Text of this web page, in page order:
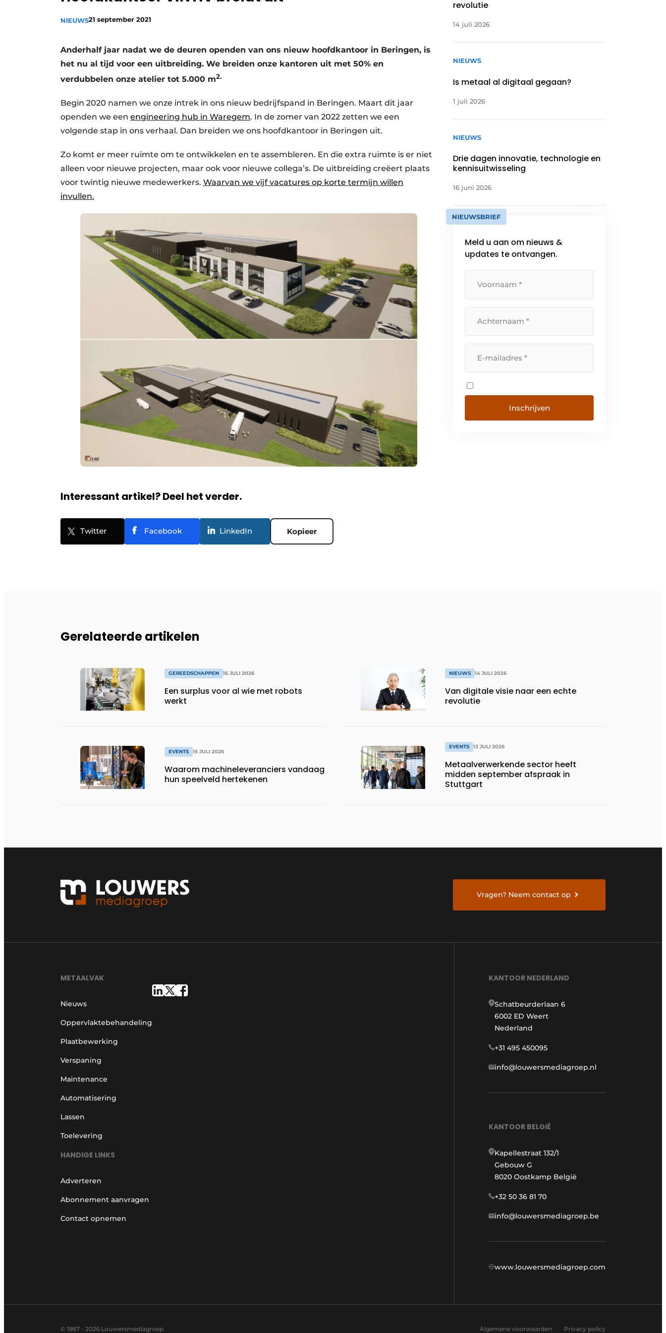
Video’s
NIEUWS21 september 2021
Anderhalf jaar nadat we de deuren openden van ons nieuw hoofdkantoor in Beringen, is
het nu al tijd voor een uitbreiding. We breiden onze kantoren uit met 50% en
verdubbelen onze atelier tot 5.000 m2.
Begin 2020 namen we onze intrek in ons nieuw bedrijfspand in Beringen. Maart dit jaar
openden we een engineering hub in Waregem. In de zomer van 2022 zetten we een
volgende stap in ons verhaal. Dan breiden we ons hoofdkantoor in Beringen uit.
Zo komt er meer ruimte om te ontwikkelen en te assembleren. En die extra ruimte is er niet
alleen voor nieuwe projecten, maar ook voor nieuwe collega’s. De uitbreiding creëert plaats
voor twintig nieuwe medewerkers. Waarvan we vijf vacatures op korte termijn willen
invullen.
Interessant artikel? Deel het verder.
Twitter Facebook LinkedIn Kopieer
revolutie
14 juli 2026
NIEUWS
Is metaal al digitaal gegaan?
1 juli 2026
NIEUWS
Drie dagen innovatie, technologie en
kennisuitwisseling
16 juni 2026
NIEUWSBRIEF
Meld u aan om nieuws &
updates te ontvangen.
Gerelateerde artikelen
GEREEDSCHAPPEN 16 JULI 2026
Een surplus voor al wie met robots
werkt
EVENTS 15 JULI 2026
Waarom machineleveranciers vandaag
hun speelveld hertekenen
NIEUWS 14 JULI 2026
Van digitale visie naar een echte
revolutie
EVENTS 13 JULI 2026
Metaalverwerkende sector heeft
midden september afspraak in
Stuttgart
Vragen? Neem contact op
METAALVAK
Nieuws
Oppervlaktebehandeling
Plaatbewerking
Verspaning
Maintenance
Automatisering
Lassen
Toelevering
HANDIGE LINKS
Adverteren
Abonnement aanvragen
Contact opnemen
KANTOOR NEDERLAND
Schatbeurderlaan 6
6002 ED Weert
Nederland
+31 495 450095
info@louwersmediagroep.nl
KANTOOR BELGIË
Kapellestraat 132/1
Gebouw G
8020 Oostkamp België
+32 50 36 81 70
info@louwersmediagroep.be
www.louwersmediagroep.com
© 1987 - 2026 Louwersmediagroep. Algemene voorwaarden Privacy policy